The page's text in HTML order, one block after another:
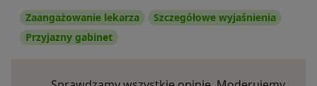
Zaangażowanie lekarza
Szczegółowe wyjaśnienia
Przyjazny gabinet